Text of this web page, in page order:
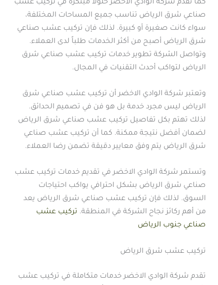
كما تقدم شركة الوادي الاخضر حلولاً مبتكرة في تركيب عشب
صناعي شرق الرياض تناسب جميع المساحات المختلفة،
سواء كانت صغيرة أو كبيرة. لذلك فإن تركيب عشب صناعي
شرق الرياض أصبح من أكثر الخدمات طلباً لدى العملاء.
وتواصل الشركة تطوير خدمات تركيب عشب صناعي شرق
الرياض لتواكب أحدث التقنيات في المجال.
وتعتبر شركة الوادي الاخضر أن تركيب عشب صناعي شرق
الرياض ليس مجرد خدمة بل هو فن في تصميم الحدائق.
لذلك تهتم بكل تفاصيل تركيب عشب صناعي شرق الرياض
لضمان أفضل نتيجة ممكنة. كما أن تركيب عشب صناعي
شرق الرياض يتم وفق معايير دقيقة تضمن رضا العملاء.
وتستمر شركة الوادي الاخضر في تقديم خدمات تركيب عشب
صناعي شرق الرياض بشكل احترافي يواكب احتياجات
السوق. لذلك فإن تركيب عشب صناعي شرق الرياض يعد
من أهم ركائز نجاح الشركة في المنطقة. تركيب عشب
صناعي جنوب الرياض
تركيب عشب شرق الرياض
تقدم شركة الوادي الاخضر خدمات متكاملة في تركيب عشب